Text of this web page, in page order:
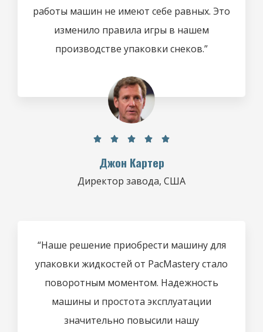
работы машин не имеют себе равных. Это
изменило правила игры в нашем
производстве упаковки снеков.”
    
Джон Картер
Директор завода, США
“Наше решение приобрести машину для
упаковки жидкостей от PacMastery стало
поворотным моментом. Надежность
машины и простота эксплуатации
значительно повысили нашу